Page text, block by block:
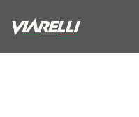
content